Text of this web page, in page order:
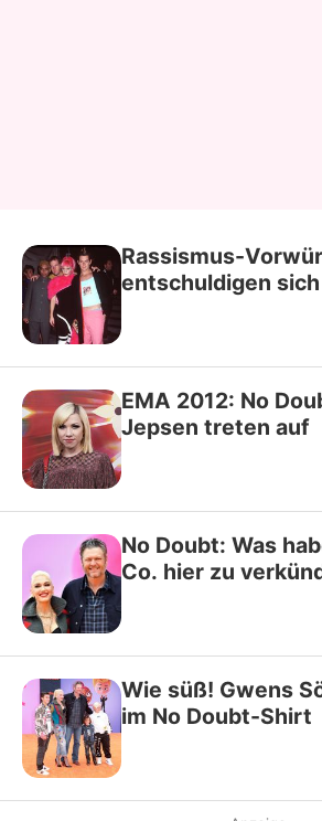
Rassismus-
entschuldigen sich
EMA 2012: No
Jepsen treten auf
No Doubt: Was
Co. hier zu
Wie süß! Gwens
im No Doubt-Shirt